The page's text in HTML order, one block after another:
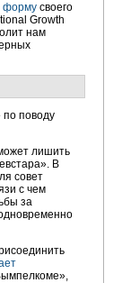
форму своего
Growth
нам
по поводу
лишить
В
совет
с чем
за